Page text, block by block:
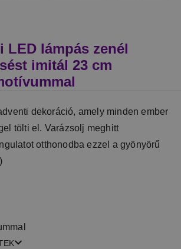
LED lámpás zenél
imitál 23 cm
dekoráció, amely minden ember
tölti el. Varázsolj meghitt
otthonodba ezzel a gyönyörű